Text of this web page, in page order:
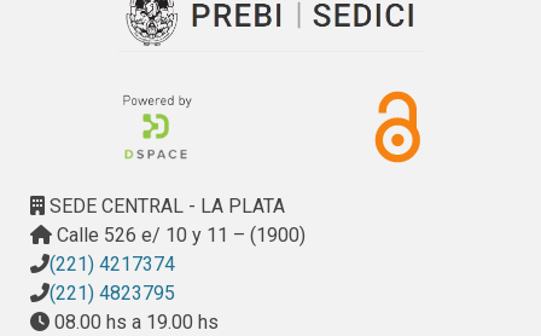
contaminaciones posteriores con patógenos. Transcurrido
este período de secado, las semillas se almacenaron en
relativa. Debido a la dificultad para acceder a los sitios de
origen de las especies Festuca pampeana y F. ventanícola
(propuestas en el plan original) las mismas fueron
indicus, considerando, además, la importancia de estas
últimas como forrajeras.
2. Diagnóstico de endófito: Se llevó a cabo el diagnóstico
de la presencia del hongo endófito Epichloë spp. (ex
SEDE CENTRAL - LA PLATA
Calle 526 e/ 10 y 11 – (1900)
(221) 4217374
(221) 4823795
08.00 hs a 19.00 hs